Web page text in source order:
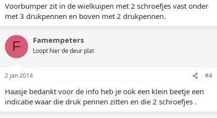
Voorbumper zit in de wielkuipen met 2 schroefjes vast onder
met 3 drukpennen en boven met 2 drukpennen.
F Famempeters
Loopt hier de deur plat
2 jan 2014 #4
Haasje bedankt voor de info heb je ook een klein beetje een
indicatie waar die druk pennen zitten en die 2 schroefjes .